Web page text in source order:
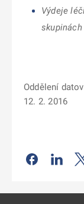
Výdeje
skupinách
Oddělení
12. 2. 2016
Odkaz